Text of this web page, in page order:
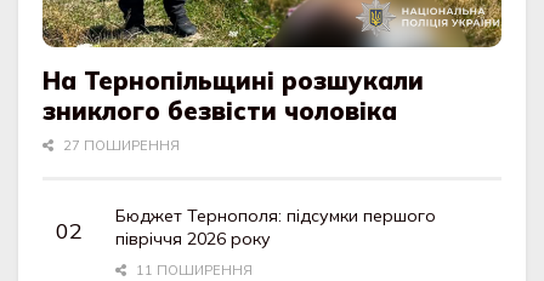
На Тернопільщині розшукали
зниклого безвісти чоловіка
27 ПОШИРЕННЯ
Бюджет Тернополя: підсумки першого
півріччя 2026 року
11 ПОШИРЕННЯ